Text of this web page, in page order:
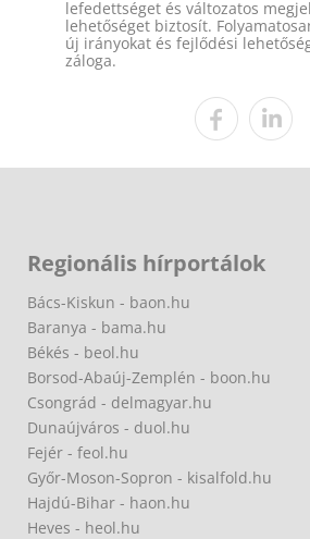
lefedettséget és változatos
lehetőséget biztosít.
új irányokat és fejlődési
záloga.
Regionális hírportálok
Bács-Kiskun - baon.hu
Baranya - bama.hu
Békés - beol.hu
Borsod-Abaúj-Zemplén - boon.hu
Csongrád - delmagyar.hu
Dunaújváros - duol.hu
Fejér - feol.hu
Győr-Moson-Sopron - kisalfold.hu
Hajdú-Bihar - haon.hu
Heves - heol.hu